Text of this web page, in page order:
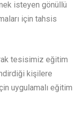
isteyen gönüllü
için tahsis
tesisimiz eğitim
kişilere
uygulamalı eğitim